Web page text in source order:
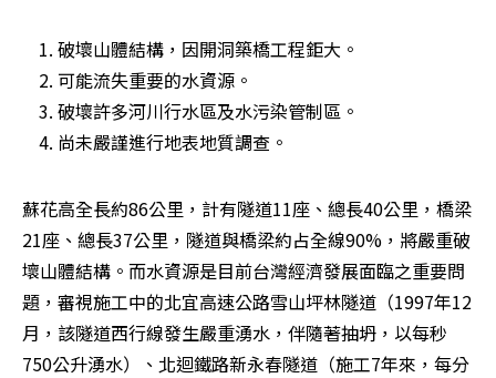
破壞山體結構，因開洞築橋工程鉅大。
可能流失重要的水資源。
破壞許多河川行水區及水污染管制區。
尚未嚴謹進行地表地質調查。
蘇花高全長約86公里，計有隧道11座、總長40公里，橋梁
21座、總長37公里，隧道與橋梁約占全線90%，將嚴重破
壞山體結構。而水資源是目前台灣經濟發展面臨之重要問
題，審視施工中的北宜高速公路雪山坪林隧道（1997年12
月，該隧道西行線發生嚴重湧水，伴隨著抽坍，以每秒
750公升湧水）、北迴鐵路新永春隧道（施工7年來，每分